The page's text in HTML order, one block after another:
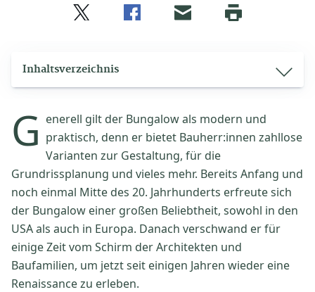
Inhaltsverzeichnis
G enerell gilt der Bungalow als modern und
praktisch, denn er bietet Bauherr:innen zahllose
Varianten zur Gestaltung, für die
Grundrissplanung und vieles mehr. Bereits Anfang und
noch einmal Mitte des 20. Jahrhunderts erfreute sich
der Bungalow einer großen Beliebtheit, sowohl in den
USA als auch in Europa. Danach verschwand er für
einige Zeit vom Schirm der Architekten und
Baufamilien, um jetzt seit einigen Jahren wieder eine
Renaissance zu erleben.